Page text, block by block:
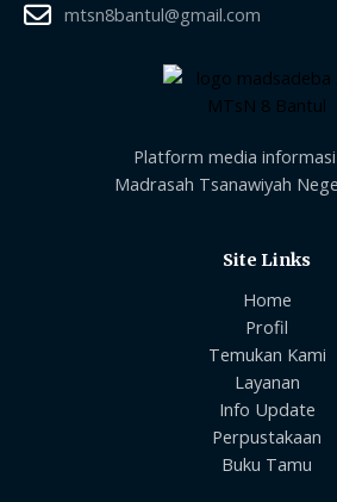
mtsn8bantul@gmail.com
Platform media informasi
Madrasah Tsanawiyah
Site Links
Home
Profil
Temukan Kami
Layanan
Info Update
Perpustakaan
Buku Tamu